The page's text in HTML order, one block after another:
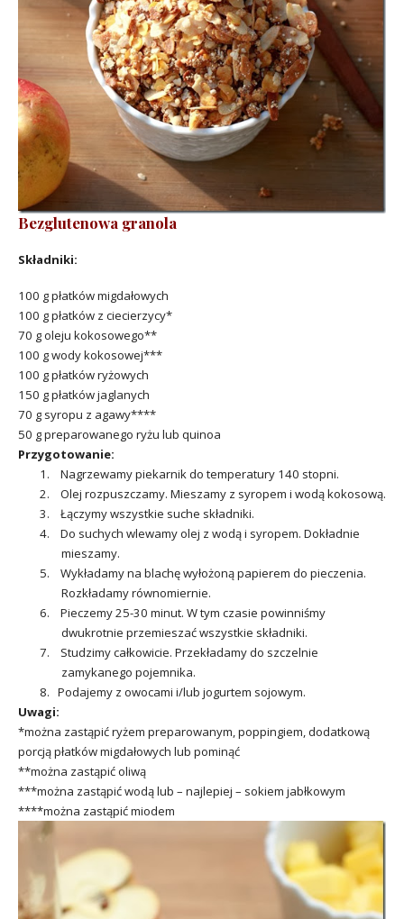
Bezglutenowa granola
Składniki:
100 g płatków migdałowych
100 g płatków z ciecierzycy*
70 g oleju kokosowego**
100 g wody kokosowej***
100 g płatków ryżowych
150 g płatków jaglanych
70 g syropu z agawy****
50 g preparowanego ryżu lub quinoa
Przygotowanie:
1. Nagrzewamy piekarnik do temperatury 140 stopni.
2. Olej rozpuszczamy. Mieszamy z syropem i wodą kokosową.
3. Łączymy wszystkie suche składniki.
4. Do suchych wlewamy olej z wodą i syropem. Dokładnie
mieszamy.
5. Wykładamy na blachę wyłożoną papierem do pieczenia.
Rozkładamy równomiernie.
6. Pieczemy 25-30 minut. W tym czasie powinniśmy
dwukrotnie przemieszać wszystkie składniki.
7. Studzimy całkowicie. Przekładamy do szczelnie
zamykanego pojemnika.
8. Podajemy z owocami i/lub jogurtem sojowym.
Uwagi:
*można zastąpić ryżem preparowanym, poppingiem, dodatkową
porcją płatków migdałowych lub pominąć
**można zastąpić oliwą
***można zastąpić wodą lub – najlepiej – sokiem jabłkowym
****można zastąpić miodem